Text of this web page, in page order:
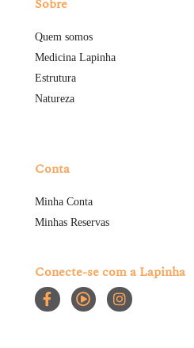
Sobre
Quem somos
Medicina Lapinha
Estrutura
Natureza
Conta
Minha Conta
Minhas Reservas
Conecte-se com a Lapinha